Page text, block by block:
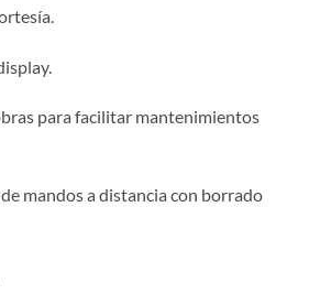
para facilitar mantenimientos
mandos a distancia con borrado